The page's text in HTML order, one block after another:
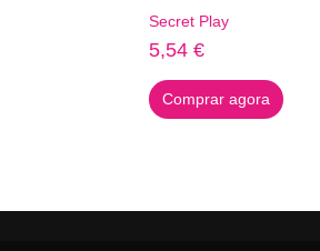
Secret Play
5,54€
Comprar agora